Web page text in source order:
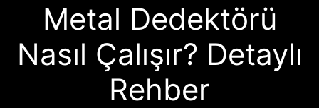
Metal Dedektörü
Nasıl Çalışır? Detaylı
Rehber